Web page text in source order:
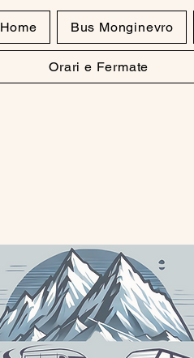
Home Bus Monginevro
Orari e Fermate